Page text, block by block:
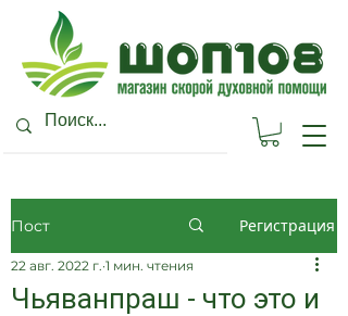
Пост Регистрация
Чьяванпраш - что это и
22 авг. 2022 г. 1 мин. чтения